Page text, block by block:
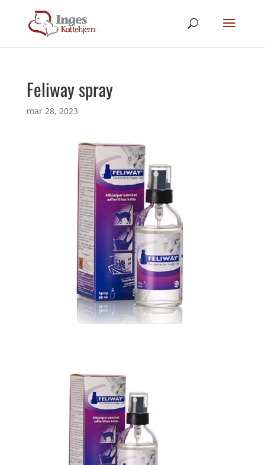
Feliway spray
mar 28, 2023